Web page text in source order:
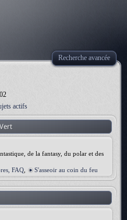
Recherche avancée
actifs
de la fantasy, du polar et des
FAQ S'asseoir au coin du feu